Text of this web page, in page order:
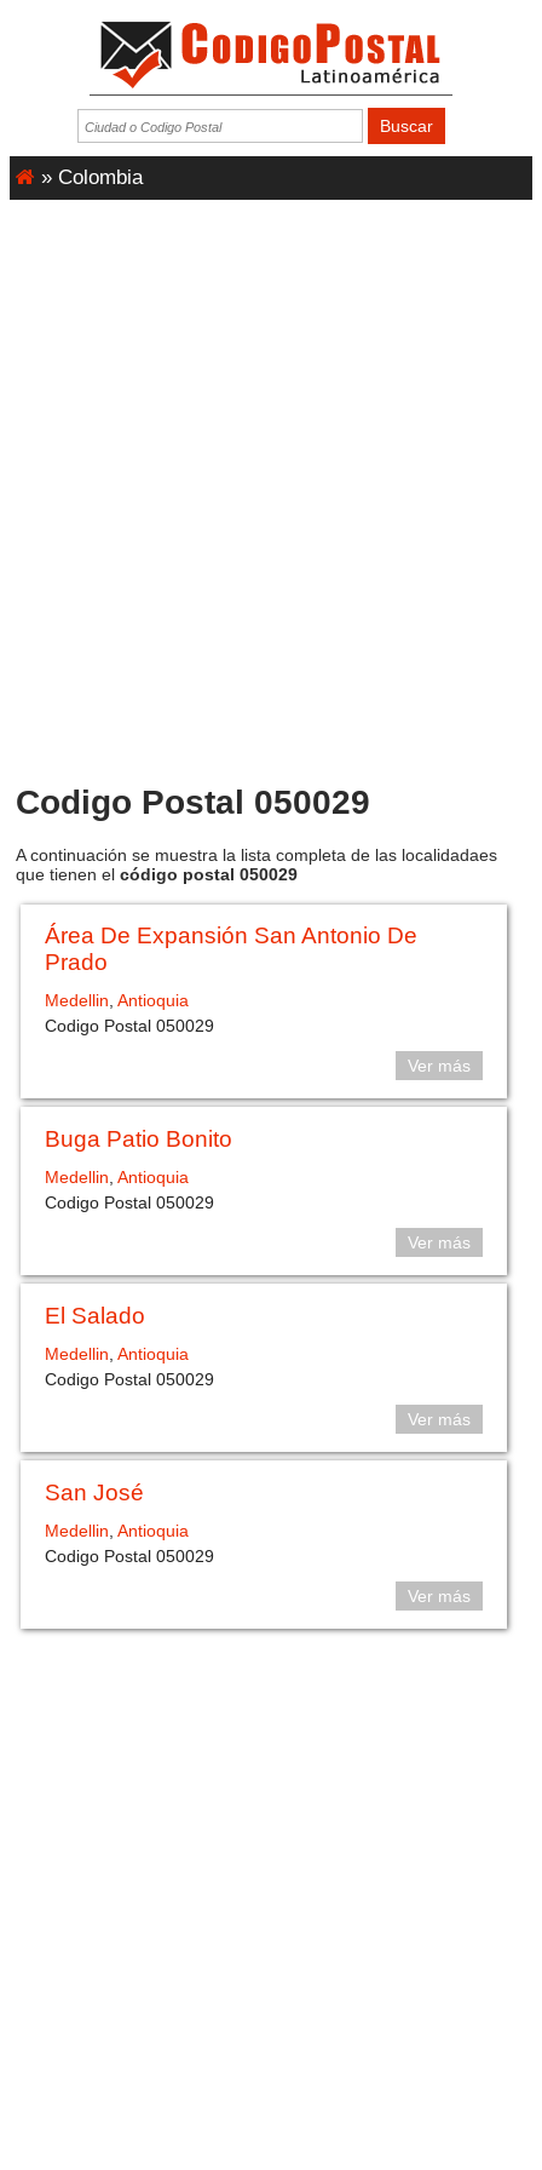
» Colombia
Codigo Postal 050029
A continuación se muestra la lista completa de las localidadaes
que tienen el código postal 050029
Área De Expansión San Antonio De
Prado
Medellin,Antioquia
Codigo Postal 050029
Ver más
Buga Patio Bonito
Medellin,Antioquia
Codigo Postal 050029
Ver más
El Salado
Medellin,Antioquia
Codigo Postal 050029
Ver más
San José
Medellin ,Antioquia
Codigo Postal 050029
Ver más